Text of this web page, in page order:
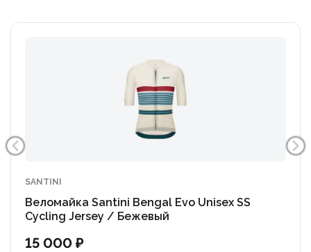
SANTINI
Веломайка Santini Bengal Evo Unisex SS
Cycling Jersey / Бежевый
15 000 ₽